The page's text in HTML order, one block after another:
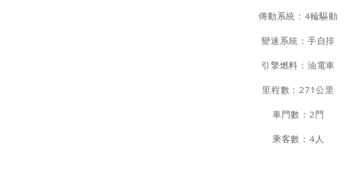
傳動系統：4輪驅動
變速系統：手自排
引擎燃料：油電車
里程數：271公里
車門數：2門
乘客數：4人